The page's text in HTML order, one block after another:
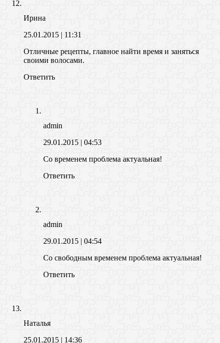
Ирина
25.01.2015 | 11:31
Отличные рецепты, главное найти время и заняться
своими волосами.
Ответить
admin
29.01.2015 | 04:53
Со временем проблема актуальная!
Ответить
admin
29.01.2015 | 04:54
Со свободным временем проблема актуальная!
Ответить
Наталья
25.01.2015 | 14:36